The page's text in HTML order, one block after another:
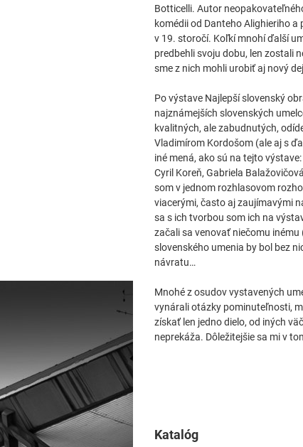
Botticelli. Autor
komédii od Danteho Alighieriho
v 19. storočí. Koľkí mnohí ďalší
predbehli svoju dobu, len zostali
sme z nich mohli urobiť aj nový
Po výstave Najlepší slovenský
najznámejších slovenských
kvalitných, ale zabudnutých,
Vladimírom Kordošom (ale aj s
iné mená, ako sú na tejto
Cyril Koreň, Gabriela
som v jednom rozhlasovom
viacerými, často aj zaujímavými
sa s ich tvorbou som ich na
začali sa venovať niečomu
slovenského umenia by bol bez
návratu…
Mnohé z osudov vystavených
vynárali otázky pominuteľnosti,
získať len jedno dielo, od iných
neprekáža. Dôležitejšie sa mi v
Katalóg